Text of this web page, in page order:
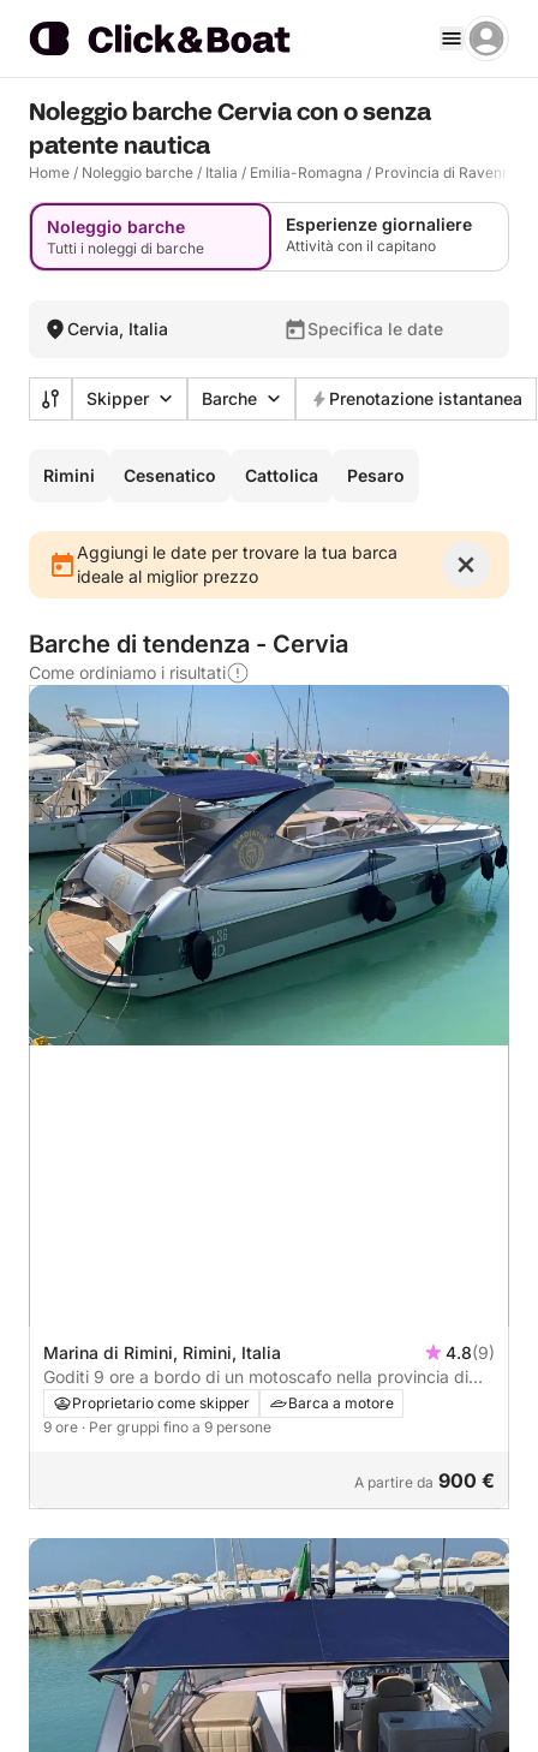
Noleggio barche Cervia con o senza
patente nautica
Home / Noleggio barche / Italia / Emilia-Romagna / Provincia di Ravenna
Noleggio barche
Tutti i noleggi di barche
Esperienze giornaliere
Attività con il capitano
Cervia, Italia Specifica le date
Skipper Barche Prenotazione istantanea
Rimini Cesenatico Cattolica Pesaro
Aggiungi le date per trovare la tua barca
ideale al miglior prezzo
Barche di tendenza - Cervia
Come ordiniamo i risultati
Marina di Rimini, Rimini, Italia 4.8(9)
Goditi 9 ore a bordo di un motoscafo nella provincia di
Rimini.Proprietario come skipper
Barca a motore
9 ore · Per gruppi fino a 9 persone
A partire da 900 €